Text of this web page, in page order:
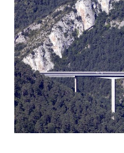
Qui som?
FAQ
Contactar
93 567 29 51
Català